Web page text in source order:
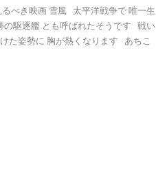
べき映画 雪風 太平洋戦争で 唯一生
の駆逐艦 とも呼ばれたそうです 戦い
た姿勢に 胸が熱くなります あちこ